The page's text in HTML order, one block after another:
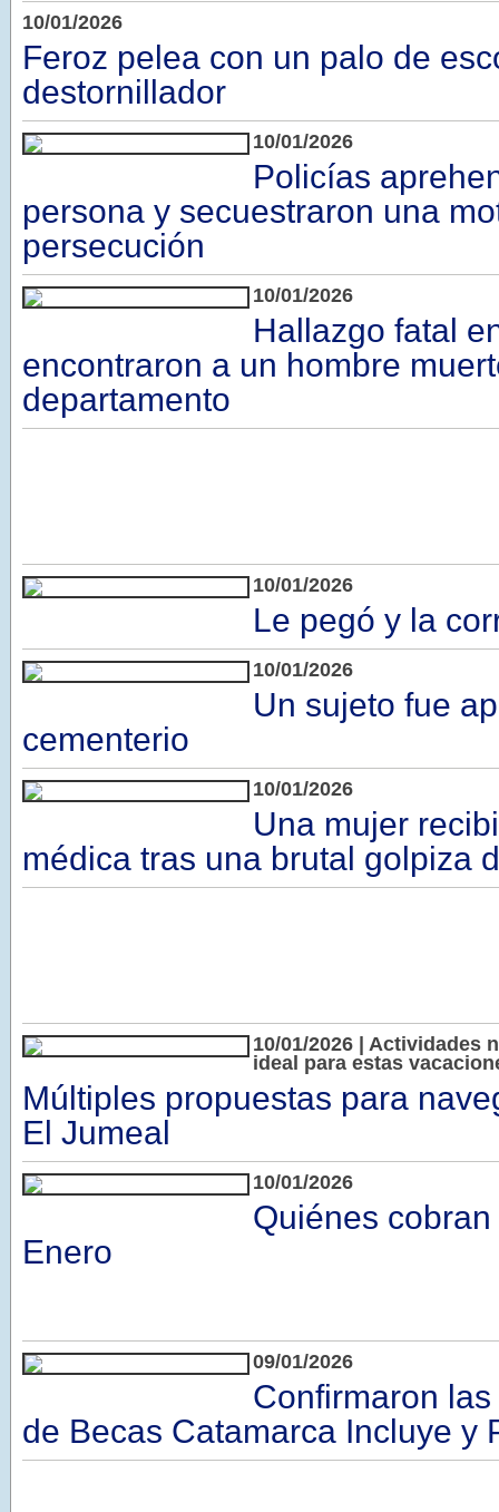
10/01/2026
Feroz pelea con un palo de
destornillador
10/01/2026
Policías
persona y secuestraron una
persecución
10/01/2026
Hallazgo fatal
encontraron a un hombre
departamento
10/01/2026
Le pegó y la
10/01/2026
Un sujeto fue
cementerio
10/01/2026
Una mujer
médica tras una brutal golpiza
10/01/2026 | Actividades
ideal para estas
Múltiples propuestas para
El Jumeal
10/01/2026
Quiénes
Enero
09/01/2026
Confirmaron
de Becas Catamarca Incluye y